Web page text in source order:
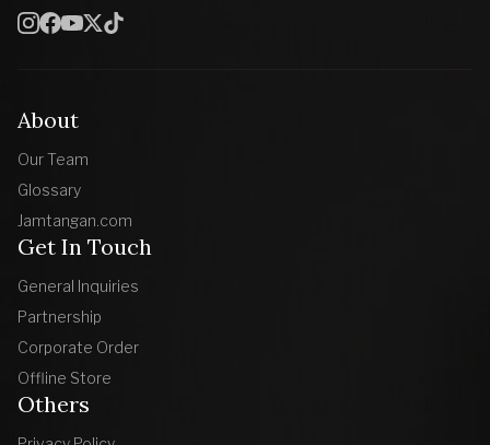
About
Our Team
Glossary
Jamtangan.com
Get In Touch
General Inquiries
Partnership
Corporate Order
Offline Store
Others